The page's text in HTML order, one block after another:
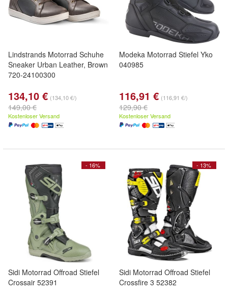
Lindstrands Motorrad Schuhe
Sneaker Urban Leather, Brown
720-24100300
134,10 € (134,10 €/)
149,00 €
Kostenloser Versand
Modeka Motorrad Stiefel Yko
040985
116,91 € (116,91 €/)
129,90 €
Kostenloser Versand
- 16%
Sidi Motorrad Offroad Stiefel
Crossair 52391
- 13%
Sidi Motorrad Offroad Stiefel
Crossfire 3 52382